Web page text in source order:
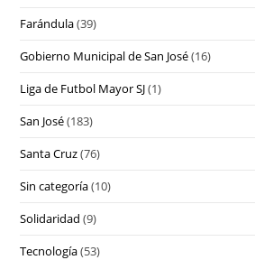
Farándula(39)
Gobierno Municipal de San José(16)
Liga de Futbol Mayor SJ(1)
San José(183)
Santa Cruz(76)
Sin categoría(10)
Solidaridad (9)
Tecnología(53)